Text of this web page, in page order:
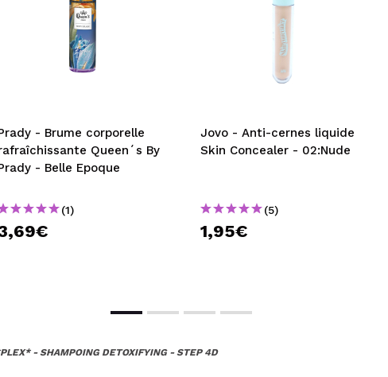
- Brume corporelle
Queen´s By
- Belle Epoque
(1)
Jovo - Anti-cernes liquide
Skin Concealer - 02:Nude
(5)
1,95€
- SHAMPOING DETOXIFYING - STEP 4D